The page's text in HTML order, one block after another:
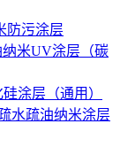
防污涂层
米UV涂层（碳
涂层（通用）
水疏油纳米涂层